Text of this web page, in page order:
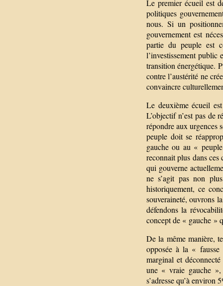
Le premier écueil est
politiques
nous. Si un
gouvernement est
partie du peuple est
l’investissement public
transition énergétique.
contre l’austérité ne
convaincre
Le deuxième écueil
L’objectif n’est pas de
répondre aux urgences
peuple doit se
gauche ou au «
reconnait plus dans ces
qui gouverne
ne s’agit pas non
historiquement, ce
souveraineté, ouvrons
défendons la
concept de « gauche »
De la même manière,
opposée à la «
marginal et
une « vraie gauche »,
s’adresse qu’à environ